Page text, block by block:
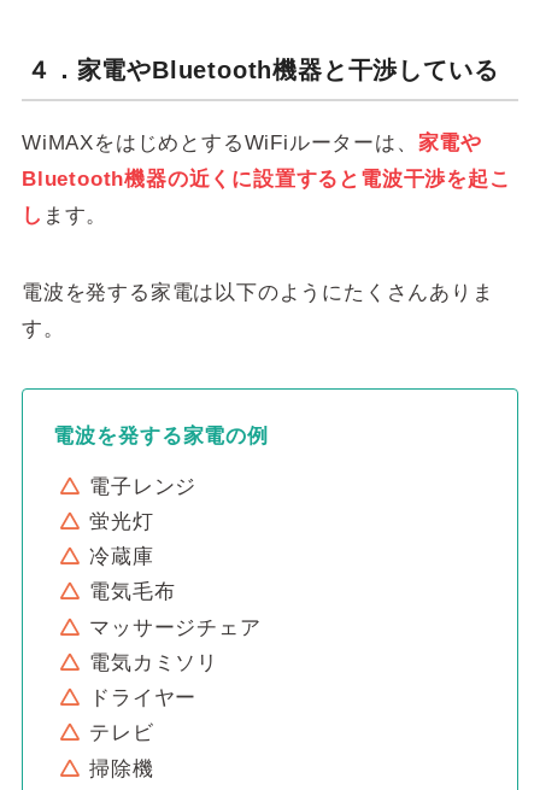
４．家電やBluetooth機器と干渉している
WiMAXをはじめとするWiFiルーターは、 家電や
Bluetooth機器の近くに設置すると電波干渉を起こ
し ます。
電波を発する家電は以下のようにたくさんありま
す。
電波を発する家電の例
電子レンジ
蛍光灯
冷蔵庫
電気毛布
マッサージチェア
電気カミソリ
ドライヤー
テレビ
掃除機